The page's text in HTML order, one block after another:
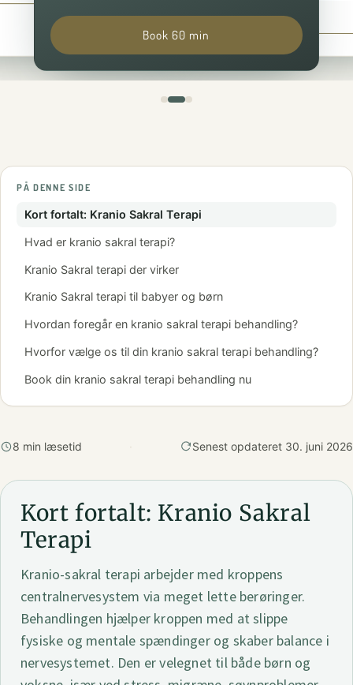
Book 60 min
Book 90 min
PÅ DENNE SIDE
Kort fortalt: Kranio Sakral Terapi
Hvad er kranio sakral terapi?
Kranio Sakral terapi der virker
Kranio Sakral terapi til babyer og børn
Hvordan foregår en kranio sakral terapi behandling?
Hvorfor vælge os til din kranio sakral terapi behandling?
Book din kranio sakral terapi behandling nu
8 min læsetid · Senest opdateret 30. juni 2026
Kort fortalt: Kranio Sakral
Terapi
Kranio-sakral terapi arbejder med kroppens
centralnervesystem via meget lette berøringer.
Behandlingen hjælper kroppen med at slippe
fysiske og mentale spændinger og skaber balance i
nervesystemet. Den er velegnet til både børn og